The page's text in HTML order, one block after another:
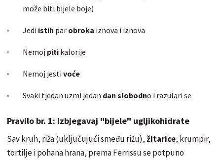
može biti bijele boje)
Jedi istih par obroka iznova i iznova
Nemoj piti kalorije
Nemoj jesti voće
Svaki tjedan uzmi jedan dan slobodno i razulari se
Pravilo br. 1: Izbjegavaj "bijele" ugljikohidrate
Sav kruh, riža (uključujući smeđu rižu),žitarice, krumpir,
tortilje i pohana hrana, prema Ferrissu se potpuno